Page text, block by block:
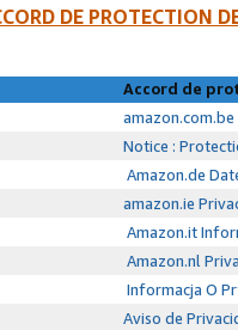
DE PROTECTION
Accord de
Notice :
Amazon.de
amazon.ie
Amazon.it
Amazon.nl
Informacja O
Aviso de